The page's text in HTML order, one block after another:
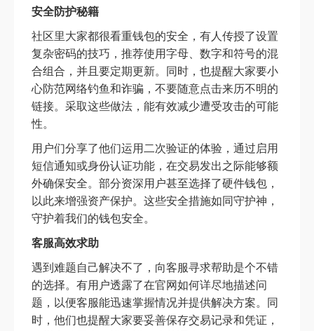
安全防护秘籍
社区里大家都很看重钱包的安全，有人传授了设置
复杂密码的技巧，推荐使用字母、数字和符号的混
合组合，并且要定期更新。同时，也提醒大家要小
心防范网络钓鱼和诈骗，不要随意点击来历不明的
链接。采取这些做法，能有效减少遭受攻击的可能
性。
用户们分享了他们运用二次验证的体验，通过启用
短信通知或身份认证功能，在交易发出之际能够额
外确保安全。部分资深用户甚至选择了硬件钱包，
以此来增强资产保护。这些安全措施如同守护神，
守护着我们的钱包安全。
客服高效求助
遇到难题自己解决不了，向客服寻求帮助是个不错
的选择。有用户透露了在官网如何详尽地描述问
题，以便客服能迅速掌握情况并提供解决方案。同
时，他们也提醒大家要妥善保存交易记录和凭证，